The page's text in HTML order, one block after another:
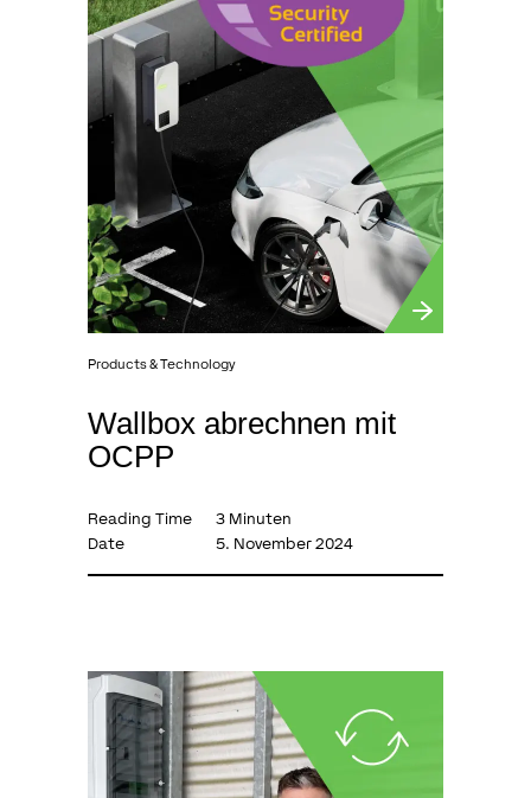
Products & Technology
Wallbox abrechnen mit
OCPP
Reading Time
Date
3 Minuten
5. November 2024